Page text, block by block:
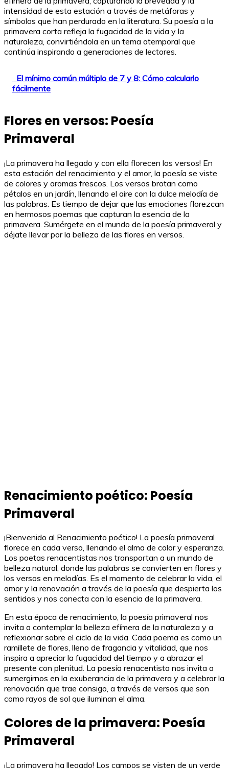
intensidad de esta estación a través de metáforas y
símbolos que han perdurado en la literatura. Su poesía a la
primavera corta refleja la fugacidad de la vida y la
naturaleza, convirtiéndola en un tema atemporal que
continúa inspirando a generaciones de lectores.
El mínimo común múltiplo de 7 y 8: Cómo calcularlo
fácilmente
Flores en versos: Poesía
Primaveral
¡La primavera ha llegado y con ella florecen los versos! En
esta estación del renacimiento y el amor, la poesía se viste
de colores y aromas frescos. Los versos brotan como
pétalos en un jardín, llenando el aire con la dulce melodía de
las palabras. Es tiempo de dejar que las emociones florezcan
en hermosos poemas que capturan la esencia de la
primavera. Sumérgete en el mundo de la poesía primaveral y
déjate llevar por la belleza de las flores en versos.
Renacimiento poético: Poesía
Primaveral
¡Bienvenido al Renacimiento poético! La poesía primaveral
florece en cada verso, llenando el alma de color y esperanza.
Los poetas renacentistas nos transportan a un mundo de
belleza natural, donde las palabras se convierten en flores y
los versos en melodías. Es el momento de celebrar la vida, el
amor y la renovación a través de la poesía que despierta los
sentidos y nos conecta con la esencia de la primavera.
En esta época de renacimiento, la poesía primaveral nos
invita a contemplar la belleza efímera de la naturaleza y a
reflexionar sobre el ciclo de la vida. Cada poema es como un
ramillete de flores, lleno de fragancia y vitalidad, que nos
inspira a apreciar la fugacidad del tiempo y a abrazar el
presente con plenitud. La poesía renacentista nos invita a
sumergirnos en la exuberancia de la primavera y a celebrar la
renovación que trae consigo, a través de versos que son
como rayos de sol que iluminan el alma.
Colores de la primavera: Poesía
Primaveral
¡La primavera ha llegado! Los campos se visten de un verde